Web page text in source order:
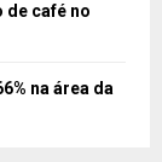
café no
na área da